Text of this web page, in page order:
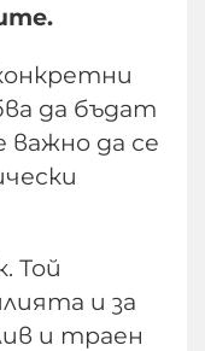
да бъдат
да се
Той
и за
и траен